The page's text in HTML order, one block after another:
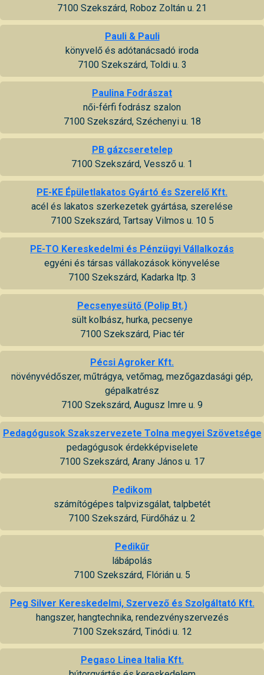
7100 Szekszárd, Roboz Zoltán u. 21
Pauli & Pauli
könyvelő és adótanácsadó iroda
7100 Szekszárd, Toldi u. 3
Paulina Fodrászat
női-férfi fodrász szalon
7100 Szekszárd, Széchenyi u. 18
PB gázcseretelep
7100 Szekszárd, Vessző u. 1
PE-KE Épületlakatos Gyártó és Szerelő Kft.
acél és lakatos szerkezetek gyártása, szerelése
7100 Szekszárd, Tartsay Vilmos u. 10 5
PE-TO Kereskedelmi és Pénzügyi Vállalkozás
egyéni és társas vállakozások könyvelése
7100 Szekszárd, Kadarka ltp. 3
Pecsenyesütő (Polip Bt.)
sült kolbász, hurka, pecsenye
7100 Szekszárd, Piac tér
Pécsi Agroker Kft.
növényvédőszer, műtrágya, vetőmag, mezőgazdasági gép,
gépalkatrész
7100 Szekszárd, Augusz Imre u. 9
Pedagógusok Szakszervezete Tolna megyei Szövetsége
pedagógusok érdekképviselete
7100 Szekszárd, Arany János u. 17
Pedikom
számítógépes talpvizsgálat, talpbetét
7100 Szekszárd, Fürdőház u. 2
Pedikűr
lábápolás
7100 Szekszárd, Flórián u. 5
Peg Silver Kereskedelmi, Szervező és Szolgáltató Kft.
hangszer, hangtechnika, rendezvényszervezés
7100 Szekszárd, Tinódi u. 12
Pegaso Linea Italia Kft.